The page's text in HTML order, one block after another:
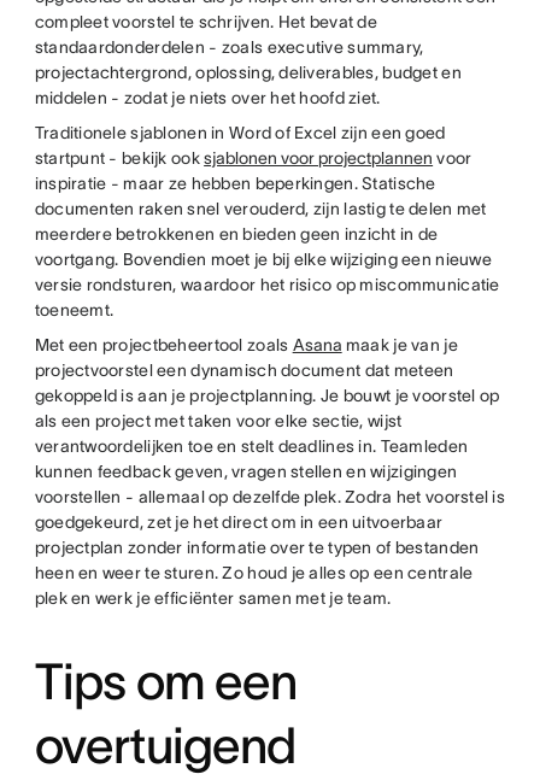
compleet voorstel te schrijven. Het bevat de
standaardonderdelen - zoals executive summary,
projectachtergrond, oplossing, deliverables, budget en
middelen - zodat je niets over het hoofd ziet.
Traditionele sjablonen in Word of Excel zijn een goed
startpunt - bekijk ooksjablonen voor projectplannen voor
inspiratie - maar ze hebben beperkingen. Statische
documenten raken snel verouderd, zijn lastig te delen met
meerdere betrokkenen en bieden geen inzicht in de
voortgang. Bovendien moet je bij elke wijziging een nieuwe
versie rondsturen, waardoor het risico op miscommunicatie
toeneemt.
Met een projectbeheertool zoals Asana maak je van je
projectvoorstel een dynamisch document dat meteen
gekoppeld is aan je projectplanning. Je bouwt je voorstel op
als een project met taken voor elke sectie, wijst
verantwoordelijken toe en stelt deadlines in. Teamleden
kunnen feedback geven, vragen stellen en wijzigingen
voorstellen - allemaal op dezelfde plek. Zodra het voorstel is
goedgekeurd, zet je het direct om in een uitvoerbaar
projectplan zonder informatie over te typen of bestanden
heen en weer te sturen. Zo houd je alles op een centrale
plek en werk je efficiënter samen met je team.
Tips om een
overtuigend